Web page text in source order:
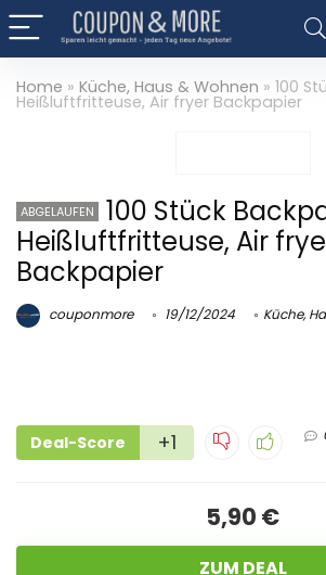
Home » Küche, Haus & Wohnen » 100
Heißluftfritteuse, Air fryer Backpapier
ABGELAUFEN
100 Stück
Heißluftfritteuse, Air
Backpapier
couponmore 19/12/2024 Küche,
Deal-Score +1
5,90 €
ZUM DEAL